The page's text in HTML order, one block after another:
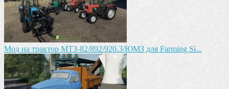
Мод на трактор МТЗ-82/892/920.3/ЮМЗ для Farming Si...